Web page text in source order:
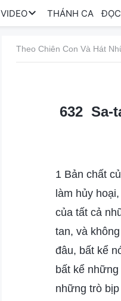
VIDEO THÁNH CA
Theo Chiên Con Và Hát
632 Sa-
1 Bản chất
làm hủy
của tất cả
tan, và
đâu, bất kể
bất kể
những trò